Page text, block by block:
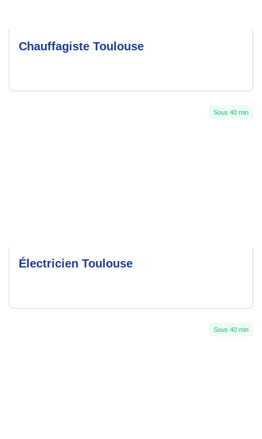
Chauffagiste Toulouse
Sous 40 min
Électricien Toulouse
Sous 40 min